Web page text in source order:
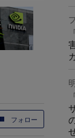
フォロー